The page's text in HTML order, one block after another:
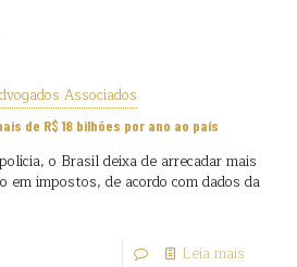
Associados
de R$ 18 bilhões por ano ao país
o Brasil deixa de arrecadar mais
em impostos, de acordo com dados da
Leia mais